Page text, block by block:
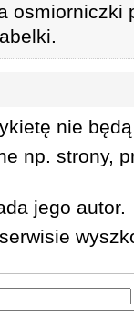
osmiorniczki
nie
np. strony,
jego autor.